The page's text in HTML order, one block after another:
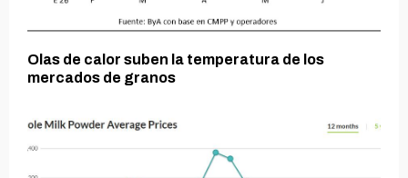
Olas de calor suben la temperatura de los
mercados de granos